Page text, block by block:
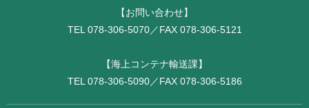
【お問い合わせ】
TEL 078-306-5070／FAX 078-306-5121
【海上コンテナ輸送課】
TEL 078-306-5090／FAX 078-306-5186